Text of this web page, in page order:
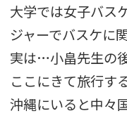
大学では女子バス
ジャーでバスケに
実は…小畠先生の
ここにきて旅行す
沖縄にいると中々